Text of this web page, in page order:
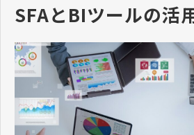
SFAとBIツールの活